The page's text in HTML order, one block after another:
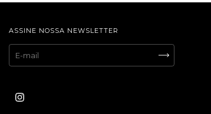
ASSINE NOSSA NEWSLETTER